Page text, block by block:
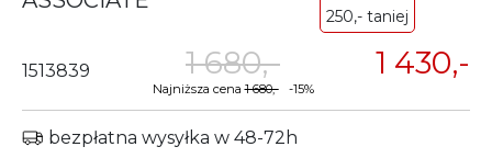
250,- taniej
1513839 1 430,-
1 680,-
Najniższa cena1 680,--15%
bezpłatna wysyłka w 48-72h